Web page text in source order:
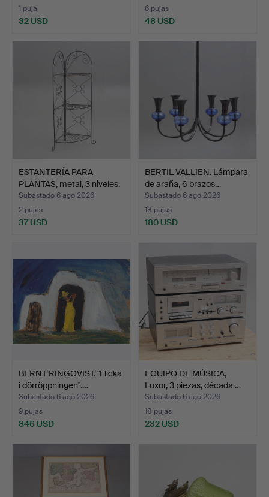
1 puja
32 USD
6 pujas
48 USD
ESTANTERÍA PARA
PLANTAS, metal, 3 niveles.
Subastado 6 ago 2026
2 pujas
37 USD
BERTIL VALLIEN. Lámpara
de araña, 6 brazos…
Subastado 6 ago 2026
18 pujas
180 USD
BERNT RINGQVIST. "Flicka
i dörröppningen".…
Subastado 6 ago 2026
9 pujas
846 USD
EQUIPO DE MÚSICA,
Luxor, 3 piezas, década …
Subastado 6 ago 2026
18 pujas
232 USD